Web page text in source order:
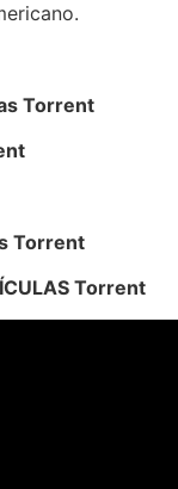
Torrent
Torrent
Torrent